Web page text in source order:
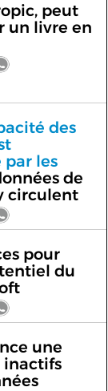
peut
un livre en
des
les
de
circulent
pour
du
une
inactifs